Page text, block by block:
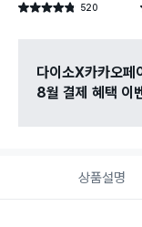
별점 4.8점 520
건 작성
다이소X카카오페
8월 결제 혜택 이
상품설명